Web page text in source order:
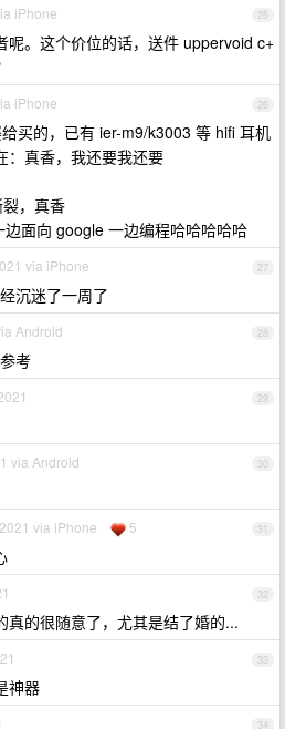
25
iPhone
呢。这个价位的话，送件 uppervoid c+
26
iPhone
买的，已有 ier-m9/k3003 等 hifi 耳机
：真香，我还要我还要
，真香
面向 google 一边编程哈哈哈哈哈
27
via iPhone
沉迷了一周了
28
Android
考
29
30
via Android
31
via iPhone 5
32
真的很随意了，尤其是结了婚的...
33
神器
34